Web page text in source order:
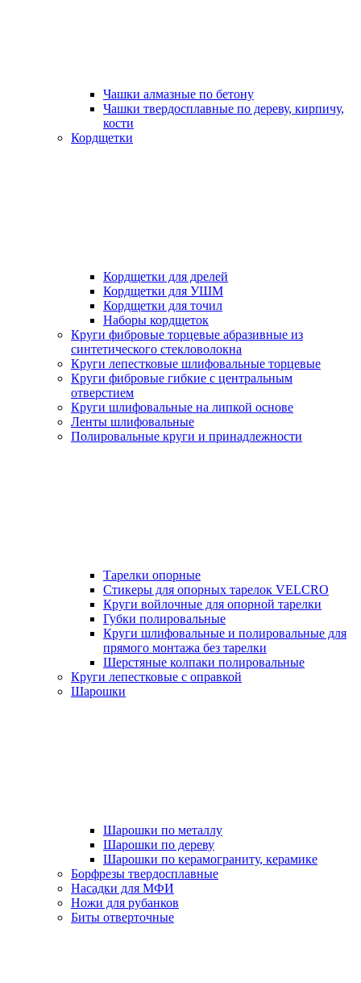
Чашки алмазные по бетону
Чашки твердосплавные по дереву, кирпичу,
кости
Кордщетки
Кордщетки для дрелей
Кордщетки для УШМ
Кордщетки для точил
Наборы кордщеток
Круги фибровые торцевые абразивные из
синтетического стекловолокна
Круги лепестковые шлифовальные торцевые
Круги фибровые гибкие с центральным
отверстием
Круги шлифовальные на липкой основе
Ленты шлифовальные
Полировальные круги и принадлежности
Тарелки опорные
Стикеры для опорных тарелок VELCRO
Круги войлочные для опорной тарелки
Губки полировальные
Круги шлифовальные и полировальные для
прямого монтажа без тарелки
Шерстяные колпаки полировальные
Круги лепестковые с оправкой
Шарошки
Шарошки по металлу
Шарошки по дереву
Шарошки по керамограниту, керамике
Борфрезы твердосплавные
Насадки для МФИ
Ножи для рубанков
Биты отверточные